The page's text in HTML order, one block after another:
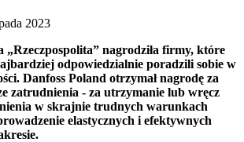
2023
„Rzeczpospolita” nagrodziła firmy, które
odpowiedzialnie poradzili sobie w
Danfoss Poland otrzymał nagrodę za
zatrudnienia - za utrzymanie lub wręcz
w skrajnie trudnych warunkach
elastycznych i efektywnych